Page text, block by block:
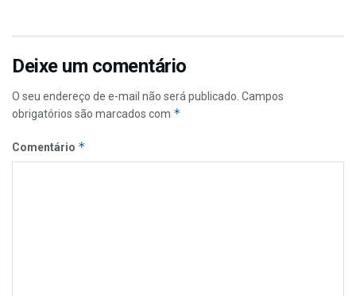
Deixe um comentário
O seu endereço de e-mail não será publicado. Campos
obrigatórios são marcados com *
Comentário *